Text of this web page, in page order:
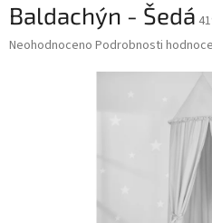
Baldachýn - Šedá
Průměrné
Neohodnoceno Podrobnosti